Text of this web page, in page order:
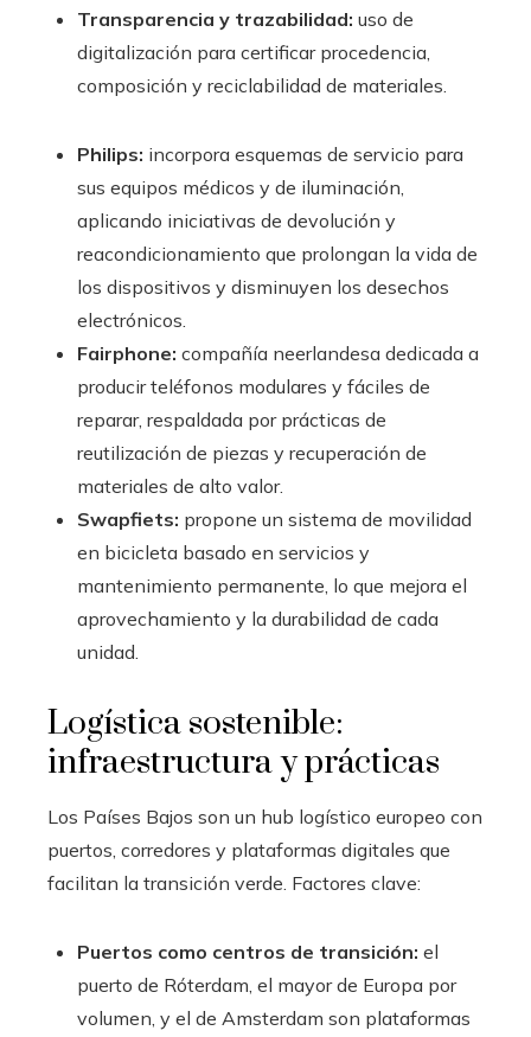
Transparencia y trazabilidad: uso de
digitalización para certificar procedencia,
composición y reciclabilidad de materiales.
Philips: incorpora esquemas de servicio para
sus equipos médicos y de iluminación,
aplicando iniciativas de devolución y
reacondicionamiento que prolongan la vida de
los dispositivos y disminuyen los desechos
electrónicos.
Fairphone: compañía neerlandesa dedicada a
producir teléfonos modulares y fáciles de
reparar, respaldada por prácticas de
reutilización de piezas y recuperación de
materiales de alto valor.
Swapfiets: propone un sistema de movilidad
en bicicleta basado en servicios y
mantenimiento permanente, lo que mejora el
aprovechamiento y la durabilidad de cada
unidad.
Logística sostenible:
infraestructura y prácticas
Los Países Bajos son un hub logístico europeo con
puertos, corredores y plataformas digitales que
facilitan la transición verde. Factores clave:
Puertos como centros de transición: el
puerto de Róterdam, el mayor de Europa por
volumen, y el de Amsterdam son plataformas